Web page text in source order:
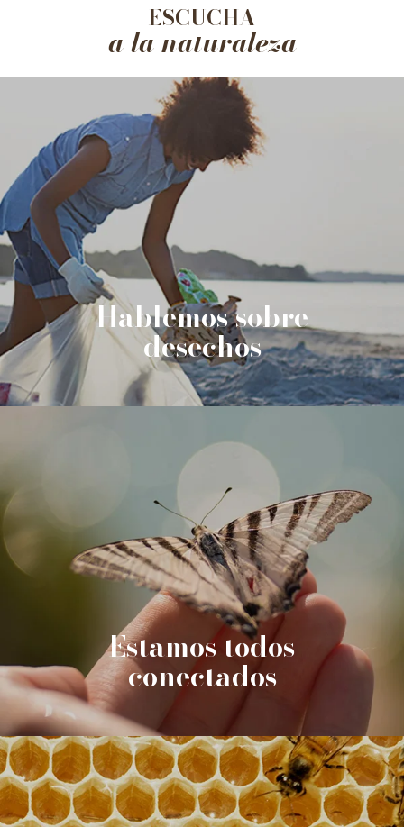
ESCUCHA
a la naturaleza
Hablemos sobre
desechos
Estamos todos
conectados